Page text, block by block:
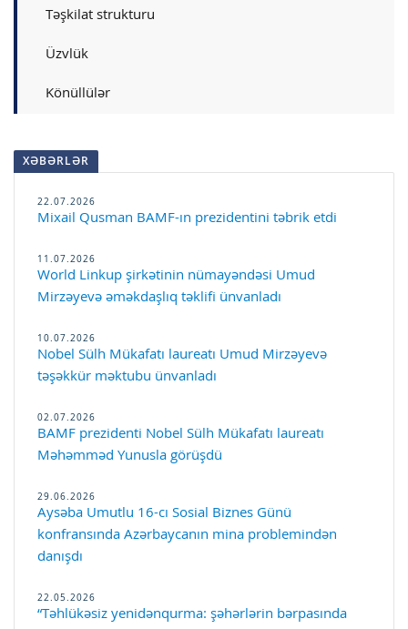
Təşkilat strukturu
Üzvlük
Könüllülər
XƏBƏRLƏR
22.07.2026
Mixail Qusman BAMF-ın prezidentini təbrik etdi
11.07.2026
World Linkup şirkətinin nümayəndəsi Umud
Mirzəyevə əməkdaşlıq təklifi ünvanladı
10.07.2026
Nobel Sülh Mükafatı laureatı Umud Mirzəyevə
təşəkkür məktubu ünvanladı
02.07.2026
BAMF prezidenti Nobel Sülh Mükafatı laureatı
Məhəmməd Yunusla görüşdü
29.06.2026
Aysəba Umutlu 16-cı Sosial Biznes Günü
konfransında Azərbaycanın mina problemindən
danışdı
22.05.2026
“Təhlükəsiz yenidənqurma: şəhərlərin bərpasında